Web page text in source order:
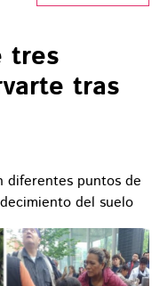
tres
tras
diferentes puntos de
del suelo